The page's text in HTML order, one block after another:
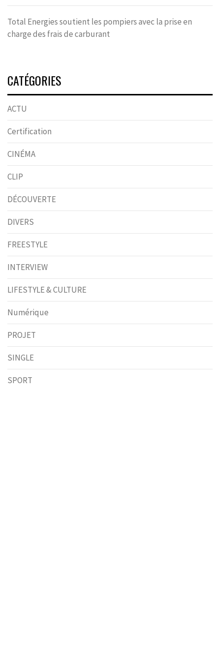
Total Energies soutient les pompiers avec la prise en
charge des frais de carburant
CATÉGORIES
ACTU
Certification
CINÉMA
CLIP
DÉCOUVERTE
DIVERS
FREESTYLE
INTERVIEW
LIFESTYLE & CULTURE
Numérique
PROJET
SINGLE
SPORT